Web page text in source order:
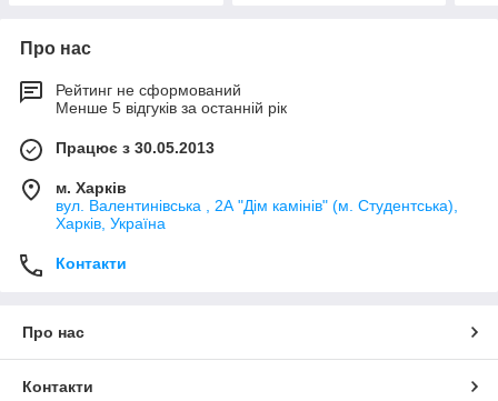
Про нас
Рейтинг не сформований
Менше 5 відгуків за останній рік
Працює з 30.05.2013
м. Харків
вул. Валентинівська , 2А "Дім камінів" (м. Студентська),
Харків, Україна
Контакти
Про нас
Контакти